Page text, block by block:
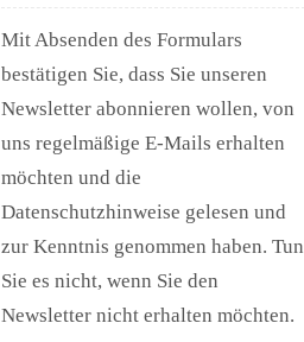
Mit Absenden des Formulars
bestätigen Sie, dass Sie unseren
Newsletter abonnieren wollen, von
uns regelmäßige E-Mails erhalten
möchten und die
Datenschutzhinweise gelesen und
zur Kenntnis genommen haben. Tun
Sie es nicht, wenn Sie den
Newsletter nicht erhalten möchten.